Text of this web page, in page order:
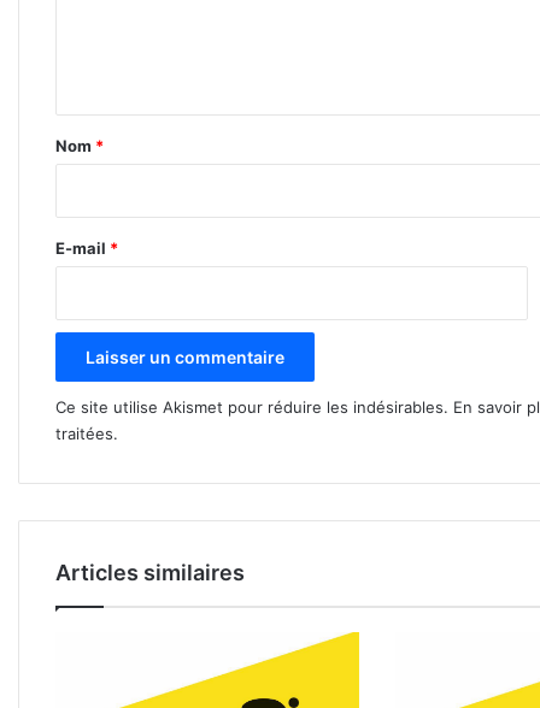
a
e
Nom *
E-mail *
Ce site utilise Akismet pour réduire les indésirables. En savoir
traitées.
Articles similaires